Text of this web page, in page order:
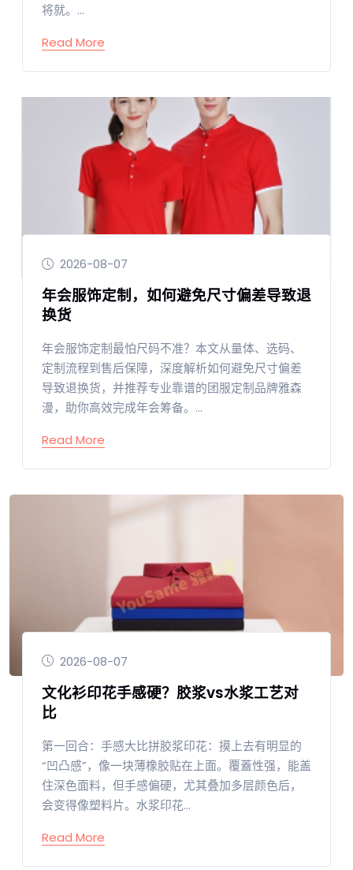
将就。...
Read More
2026-08-07
年会服饰定制，如何避免尺寸偏差导致退
换货
年会服饰定制最怕尺码不准？本文从量体、选码、
定制流程到售后保障，深度解析如何避免尺寸偏差
导致退换货，并推荐专业靠谱的团服定制品牌雅森
漫，助你高效完成年会筹备。...
Read More
2026-08-07
文化衫印花手感硬？胶浆vs水浆工艺对
比
第一回合：手感大比拼胶浆印花：摸上去有明显的
“凹凸感”，像一块薄橡胶贴在上面。覆蓋性强，能盖
住深色面料，但手感偏硬，尤其叠加多层颜色后，
会变得像塑料片。水浆印花...
Read More